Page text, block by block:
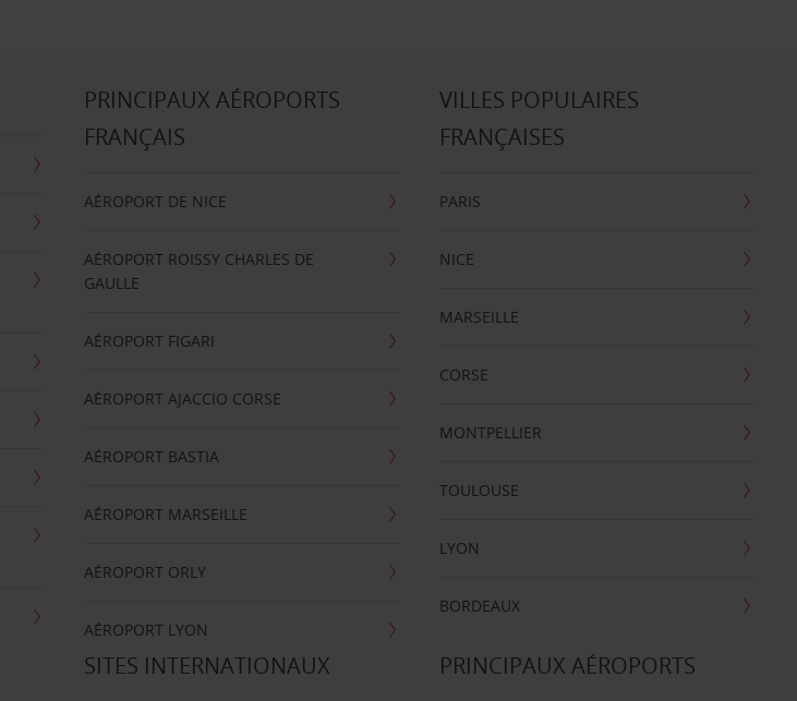
PRINCIPAUX AÉROPORTS
FRANÇAIS
AÉROPORT DE NICE
AÉROPORT ROISSY CHARLES DE
GAULLE
AÉROPORT FIGARI
AÉROPORT AJACCIO CORSE
AÉROPORT BASTIA
AÉROPORT MARSEILLE
AÉROPORT ORLY
AÉROPORT LYON
VILLES POPULAIRES
FRANÇAISES
PARIS
NICE
MARSEILLE
CORSE
MONTPELLIER
TOULOUSE
LYON
BORDEAUX
SITES INTERNATIONAUX PRINCIPAUX AÉROPORTS